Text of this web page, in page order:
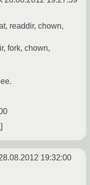
readdir, chown,
fork, chown,
19:32:00